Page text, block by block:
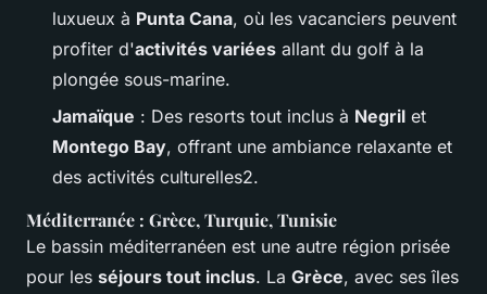
luxueux à Punta Cana, où les vacanciers peuvent
profiter d'activités variées allant du golf à la
plongée sous-marine.
Jamaïque : Des resorts tout inclus à Negril et
Montego Bay, offrant une ambiance relaxante et
des activités culturelles2.
Méditerranée : Grèce, Turquie, Tunisie
Le bassin méditerranéen est une autre région prisée
pour les séjours tout inclus. La Grèce, avec ses îles